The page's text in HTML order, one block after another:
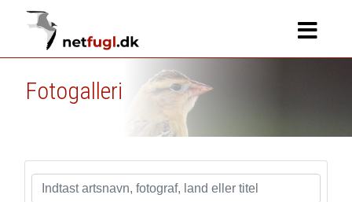
Fotogalleri